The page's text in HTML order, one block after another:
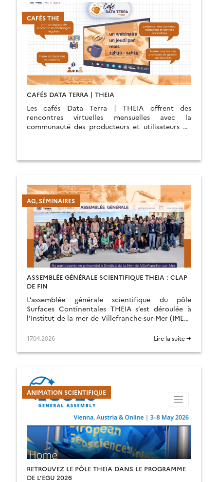
CAFÉS THE
CAFÉS DATA TERRA | THEIA
Les cafés Data Terra | THEIA offrent des
rencontres virtuelles mensuelles avec la
communauté des producteurs et utilisateurs de
AG, SÉMINAIRES
ASSEMBLÉE GÉNÉRALE SCIENTIFIQUE THEIA : CLAP
DE FIN
L’assemblée générale scientifique du pôle
Surfaces Continentales THEIA s’est déroulée à
l’Institut de la mer de Villefranche-sur-Mer (IMEV)
sur la Méditerranée !
17.04.2026 Lire la suite →
ANIMATION SCIENTIFIQUE
RETROUVEZ LE PÔLE THEIA DANS LE PROGRAMME
DE L’EGU 2026